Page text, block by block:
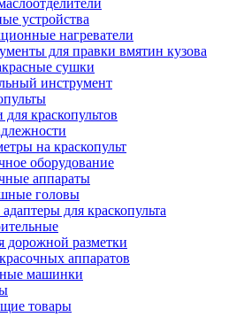
устройства
нагреватели
для правки вмятин кузова
сушки
инструмент
краскопультов
на краскопульт
оборудование
аппараты
головы
для краскопульта
разметки
аппаратов
машинки
товары